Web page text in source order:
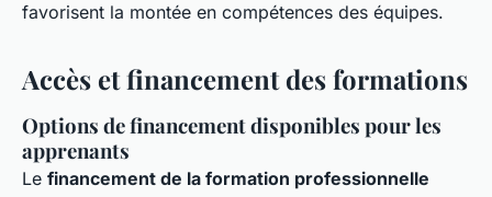
favorisent la montée en compétences des équipes.
Accès et financement des formations
Options de financement disponibles pour les
apprenants
Le financement de la formation professionnelle